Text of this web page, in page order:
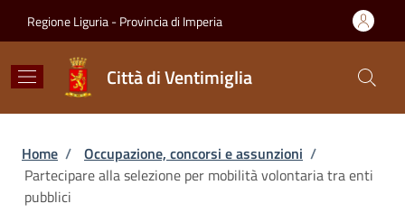
Regione Liguria - Provincia di Imperia
Città di Ventimiglia
Briciole di pane
Home / Occupazione, concorsi e assunzioni /
Partecipare alla selezione per mobilità volontaria tra enti
pubblici